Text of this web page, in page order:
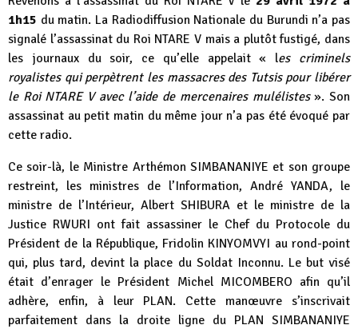
1h15 du matin. La Radiodiffusion Nationale du Burundi n’a pas
signalé l’assassinat du Roi NTARE V mais a plutôt fustigé, dans
les journaux du soir, ce qu’elle appelait « les criminels
royalistes qui perpètrent les massacres des Tutsis pour libérer
le Roi NTARE V avec l’aide de mercenaires mulélistes». Son
assassinat au petit matin du même jour n’a pas été évoqué par
cette radio.
Ce soir-là, le Ministre Arthémon SIMBANANIYE et son groupe
restreint, les ministres de l’Information, André YANDA, le
ministre de l’Intérieur, Albert SHIBURA et le ministre de la
Justice RWURI ont fait assassiner le Chef du Protocole du
Président de la République, Fridolin KINYOMVYI au rond-point
qui, plus tard, devint la place du Soldat Inconnu. Le but visé
était d’enrager le Président Michel MICOMBERO afin qu’il
adhère, enfin, à leur PLAN. Cette manœuvre s’inscrivait
parfaitement dans la droite ligne du PLAN SIMBANANIYE